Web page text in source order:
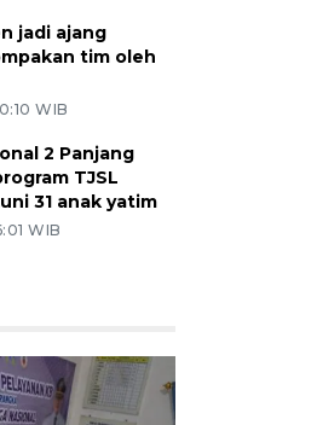
jadi ajang
tim oleh
WIB
2 Panjang
TJSL
31 anak yatim
WIB